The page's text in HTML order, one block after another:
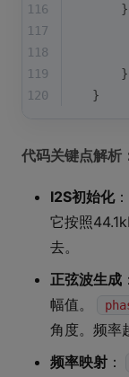
116
    }
117
118
119
    }
120
}
代码关键点解析
I2S初始化：
它按照
去。
正弦波生成
幅值。
角度。频率
频率映射 ：